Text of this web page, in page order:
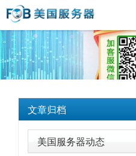
文章归档
美国服务器动态